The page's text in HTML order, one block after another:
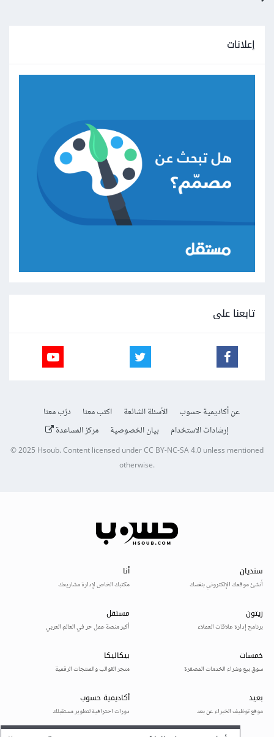
إعلانات
تابعنا على
عن أكاديمية حسوب الأسئلة الشائعة اكتب معنا
درّب معنا
إرشادات الاستخدام
بيان الخصوصية مركز المساعدة
© 2025Hsoub.Content licensed underCC BY-NC-SA 4.0unless mentioned
otherwise.